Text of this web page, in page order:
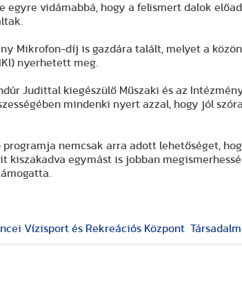
egyre vidámabbá, hogy a felismert dalok
Mikrofon-díj is gazdára talált, melyet a
nyerhetett meg.
Judittal kiegészülő Műszaki és az
mindenki nyert azzal, hogy jól
nemcsak arra adott lehetőséget,
kiszakadva egymást is jobban
Vízisport és Rekreációs Központ